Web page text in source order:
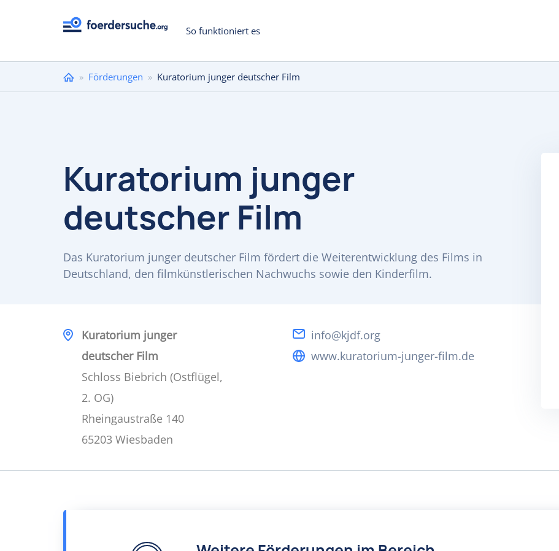
So funktioniert es
Sie
» Förderungen » Kuratorium junger deutscher Film
Kuratorium junger
deutscher Film
Das Kuratorium junger deutscher Film fördert die Weiterentwicklung des Films in
Deutschland, den filmkünstlerischen Nachwuchs sowie den Kinderfilm.
Kuratorium junger
deutscher Film
Schloss Biebrich (Ostflügel,
2. OG)
Rheingaustraße 140
65203 Wiesbaden
info@kjdf.org
www.kuratorium-junger-film.de